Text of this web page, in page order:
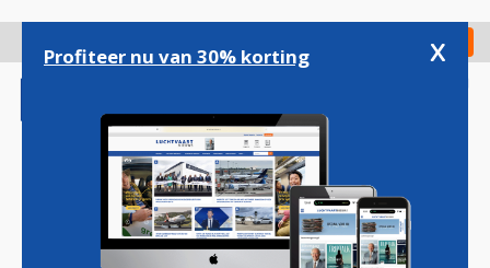
gaan
Check in
Magazine Podcasts Vacatures
Profiteer nu van 30% korting x